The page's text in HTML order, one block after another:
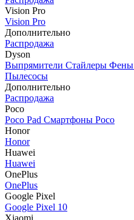
Vision Pro
Vision Pro
Дополнительно
Распродажа
Dyson
Выпрямители Стайлеры Фены
Пылесосы
Дополнительно
Распродажа
Poco
Poco Pad Смартфоны Poco
Honor
Honor
Huawei
Huawei
OnePlus
OnePlus
Google Pixel
Google Pixel 10
Xiaomi